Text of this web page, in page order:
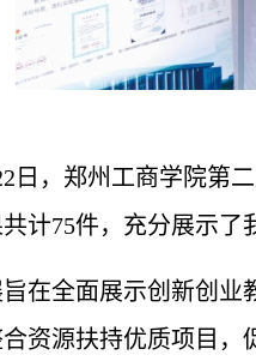
2 日，郑州工商学院第二
计75件， 充分展示了
在全面展示创新创业
资源扶持优质项目，